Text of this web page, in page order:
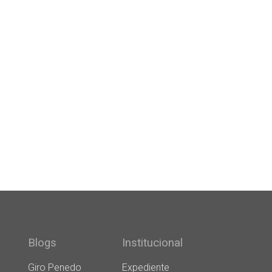
Blogs
Giro Penedo
Institucional
Expediente